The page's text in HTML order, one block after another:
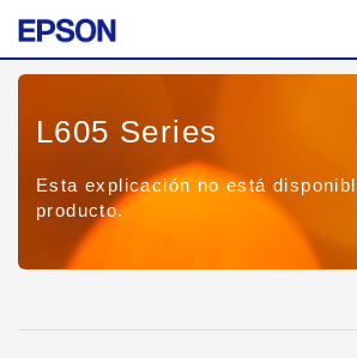
L605 Series
Esta explicación no está
producto.